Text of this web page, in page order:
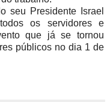
seu Presidente Israel
os servidores e
que já se tornou
públicos no dia 1 de